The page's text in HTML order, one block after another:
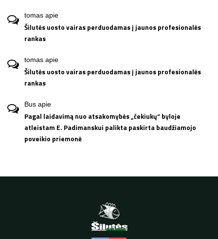
tomas apie
Šilutės uosto vairas perduodamas į jaunos profesionalės
rankas
tomas apie
Šilutės uosto vairas perduodamas į jaunos profesionalės
rankas
Bus apie
Pagal laidavimą nuo atsakomybės „čekiukų“ byloje
atleistam E. Padimanskui palikta paskirta baudžiamojo
poveikio priemonė